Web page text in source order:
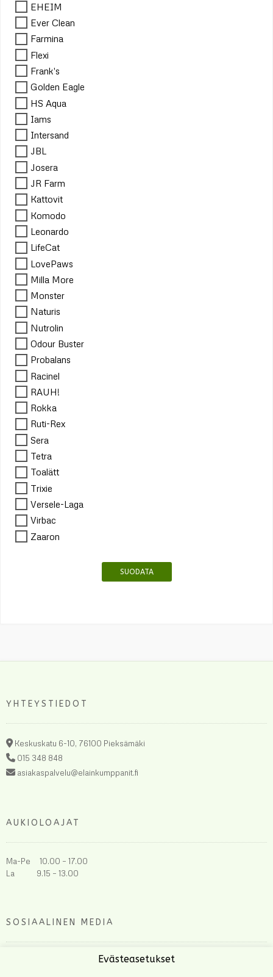
EHEIM
Ever Clean
Farmina
Flexi
Frank's
Golden Eagle
HS Aqua
Iams
Intersand
JBL
Josera
JR Farm
Kattovit
Komodo
Leonardo
LifeCat
LovePaws
Milla More
Monster
Naturis
Nutrolin
Odour Buster
Probalans
Racinel
RAUH!
Rokka
Ruti-Rex
Sera
Tetra
Toalätt
Trixie
Versele-Laga
Virbac
Zaaron
SUODATA
YHTEYSTIEDOT
Keskuskatu 6-10, 76100 Pieksämäki
015 348 848
asiakaspalvelu@elainkumppanit.fi
AUKIOLOAJAT
Ma-Pe 10.00 – 17.00
La 9.15 – 13.00
SOSIAALINEN MEDIA
Evästeasetukset